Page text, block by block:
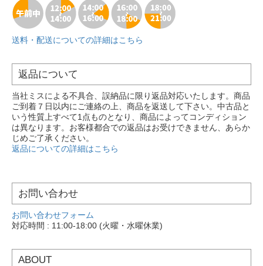
送料・配送についての詳細はこちら
返品について
当社ミスによる不具合、誤納品に限り返品対応いたします。商品
ご到着７日以内にご連絡の上、商品を返送して下さい。中古品と
いう性質上すべて1点ものとなり、商品によってコンディション
は異なります。お客様都合での返品はお受けできません、あらか
じめご了承ください。
返品についての詳細はこちら
お問い合わせ
お問い合わせフォーム
対応時間 : 11:00-18:00 (火曜・水曜休業)
ABOUT